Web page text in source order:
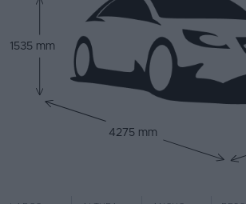
mano
Eléctricos
Ofertas
1535 mm
4275 mm